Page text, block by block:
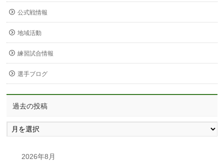
公式戦情報
地域活動
練習試合情報
選手ブログ
過去の投稿
過
去
2026年8月